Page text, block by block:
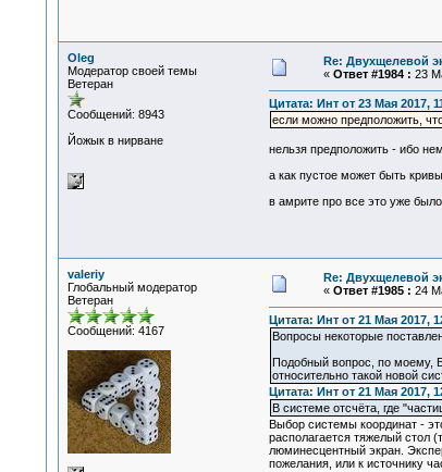
Oleg
Модератор своей темы
Ветеран
Сообщений: 8943
Йожык в нирване
Re: Двухщелевой
« Ответ #1984 : 23
Цитата: Инт от 23 Мая 2017,
если можно предположить,
нельзя предположить - ибо
а как пустое может быть
в амрите про все это уже было
valeriy
Глобальный модератор
Ветеран
Сообщений: 4167
Re: Двухщелевой
« Ответ #1985 : 24
Цитата: Инт от 21 Мая 2017,
Вопросы некоторые
Подобный вопрос, по моему,
относительно такой новой
Цитата: Инт от 21 Мая 2017,
В системе отсчёта, где
Выбор системы координат -
располагается тяжелый стол
люминесцентный экран.
пожелания, или к источнику